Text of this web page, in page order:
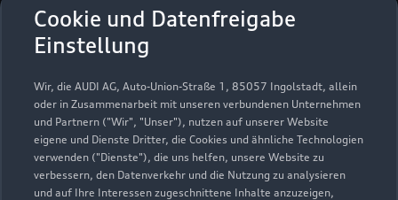
Cookie und Datenfreigabe
Einstellung
Wir, die AUDI AG, Auto-Union-Straße 1, 85057 Ingolstadt, allein
oder in Zusammenarbeit mit unseren verbundenen Unternehmen
und Partnern ("Wir", "Unser"), nutzen auf unserer Website
eigene und Dienste Dritter, die Cookies und ähnliche Technologien
verwenden ("Dienste"), die uns helfen, unsere Website zu
verbessern, den Datenverkehr und die Nutzung zu analysieren
und auf Ihre Interessen zugeschnittene Inhalte anzuzeigen,
Geschlossen ,öffnet am Freitag 09:00
Geschlossen ,öffnet am Freitag 08:00
Teile- & Zubehörverkauf
Geschlossen,öffnet am Freitag 08:00